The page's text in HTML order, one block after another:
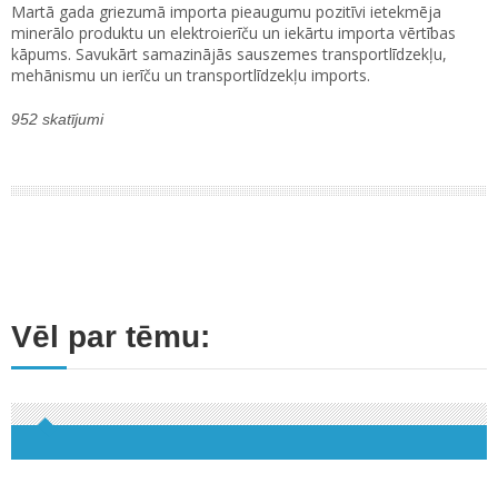
Martā gada griezumā importa pieaugumu pozitīvi ietekmēja
minerālo produktu un elektroierīču un iekārtu importa vērtības
kāpums. Savukārt samazinājās sauszemes transportlīdzekļu,
mehānismu un ierīču un transportlīdzekļu imports.
952 skatījumi
Vēl par tēmu: